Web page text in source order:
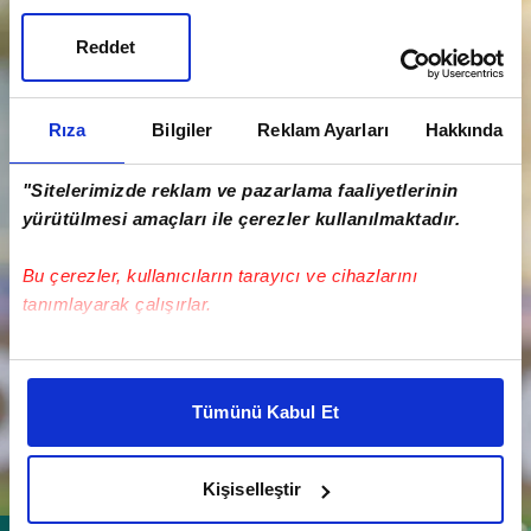
Rıza Bilgiler Reklam Ayarları Hakkında
"Sitelerimizde reklam ve pazarlama faaliyetlerinin
yürütülmesi amaçları ile çerezler kullanılmaktadır.
Bu çerezler, kullanıcıların tarayıcı ve cihazlarını
tanımlayarak çalışırlar.
Bu çerezlere izin vermeniz halinde sizlere özel
daha iyi reklam deneyimi yaşatabiliriz. Bunu yaparken
amacımızın size daha iyi bir reklam deneyimi sunmak
elimizden gelen çabayı gösterdiğimizi ve bu noktada,
Tümünü Kabul Et
Kişiselleştir
Reddet